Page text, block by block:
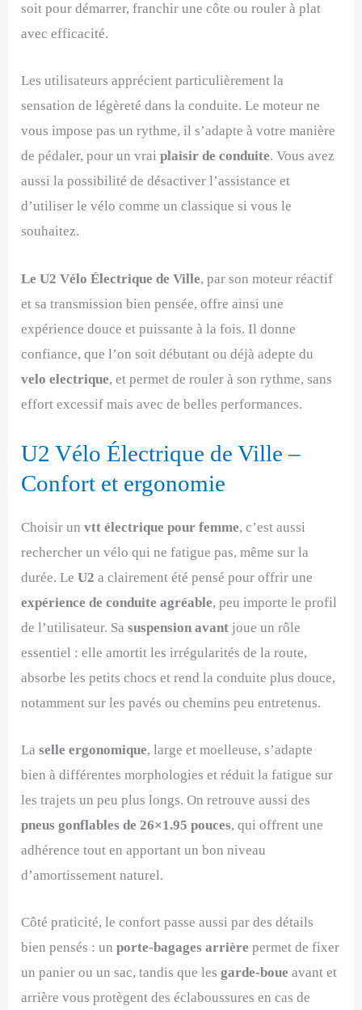
soit pour démarrer, franchir une côte ou rouler à plat
avec efficacité.
Les utilisateurs apprécient particulièrement la
sensation de légèreté dans la conduite. Le moteur ne
vous impose pas un rythme, il s’adapte à votre manière
de pédaler, pour un vraiplaisir de conduite. Vous avez
aussi la possibilité de désactiver l’assistance et
d’utiliser le vélo comme un classique si vous le
souhaitez.
Le U2 Vélo Électrique de Ville, par son moteur réactif
et sa transmission bien pensée, offre ainsi une
expérience douce et puissante à la fois. Il donne
confiance, que l’on soit débutant ou déjà adepte du
velo electrique, et permet de rouler à son rythme, sans
effort excessif mais avec de belles performances.
U2 Vélo Électrique de Ville –
Confort et ergonomie
Choisir unvtt électrique pour femme, c’est aussi
rechercher un vélo qui ne fatigue pas, même sur la
durée. LeU2 a clairement été pensé pour offrir une
expérience de conduite agréable, peu importe le profil
de l’utilisateur. Sasuspension avant joue un rôle
essentiel : elle amortit les irrégularités de la route,
absorbe les petits chocs et rend la conduite plus douce,
notamment sur les pavés ou chemins peu entretenus.
Laselle ergonomique, large et moelleuse, s’adapte
bien à différentes morphologies et réduit la fatigue sur
les trajets un peu plus longs. On retrouve aussi des
pneus gonflables de 26×1.95 pouces, qui offrent une
adhérence tout en apportant un bon niveau
d’amortissement naturel.
Côté praticité, le confort passe aussi par des détails
bien pensés : unporte-bagages arrière permet de fixer
un panier ou un sac, tandis que lesgarde-boue avant et
arrière vous protègent des éclaboussures en cas de